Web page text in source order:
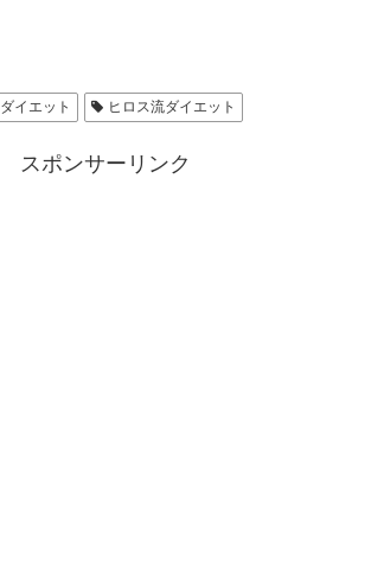
ダイエット ヒロス流ダイエット
スポンサーリンク